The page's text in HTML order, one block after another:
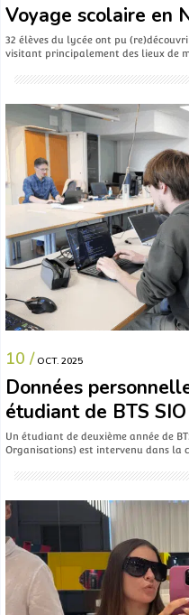
Voyage scolaire en
32 élèves du lycée ont pu
visitant principalement des lieux de
10 / OCT. 2025
Données
étudiant de BTS
Un étudiant de deuxième année de
Organisations) est intervenu dans la